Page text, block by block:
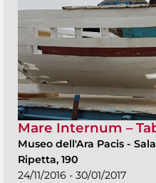
Mare Internum –
Museo dell'Ara Pacis -
Ripetta, 190
24/11/2016 - 30/01/2017